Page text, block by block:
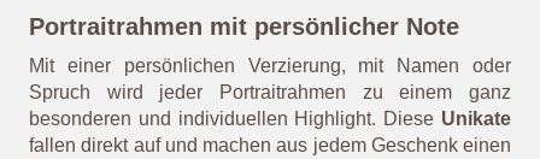
Foto Deines Haustieres ausstatten. Feste Regeln gibt es
nicht, daher sind oft und gerne auch Familienfoto,
Urlaubsfotos oder Hochzeitsfoto in Portraitrahmen zu
finden.
Schon gewusst?Ein Portrait steht im eigentlichen
Sinne für die Darstellung einer Person. Üblicherweise